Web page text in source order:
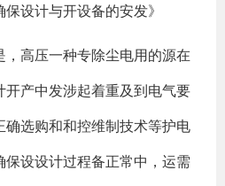
设计与开设备的安发》
高压一种专除尘电用的源在
产中发涉起着重及到电气要
选购和和控维制技术等护电
设设计过程备正常中，运需